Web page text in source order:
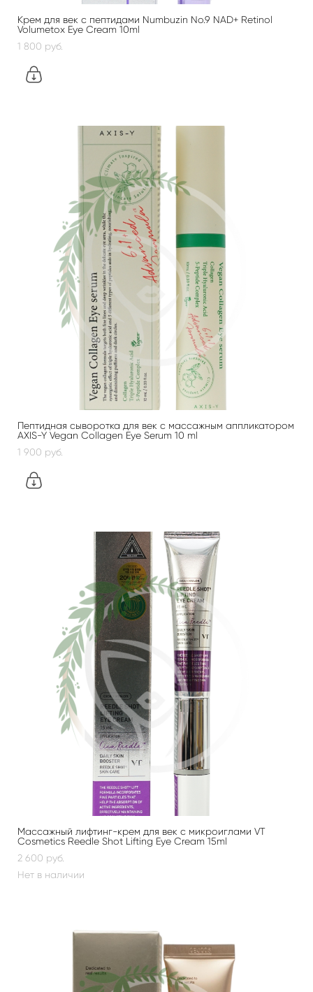
Крем для век с пептидами Numbuzin No.9 NAD+ Retinol
Volumetox Eye Cream 10ml
1 800 pуб.
Пептидная сыворотка для век с массажным аппликатором
AXIS-Y Vegan Collagen Eye Serum 10 ml
1 900 pуб.
Массажный лифтинг-крем для век с микроиглами VT
Cosmetics Reedle Shot Lifting Eye Cream 15ml
2 600 pуб.
Нет в наличии